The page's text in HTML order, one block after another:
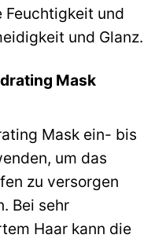
Feuchtigkeit und
und Glanz.
Mask
Mask ein- bis
um das
zu versorgen
Bei sehr
Haar kann die